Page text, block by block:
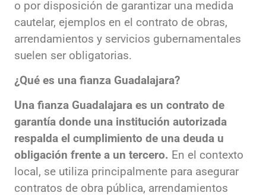
o por disposición de garantizar una medida
cautelar, ejemplos en el contrato de obras,
arrendamientos y servicios gubernamentales
suelen ser obligatorias.
¿Qué es una fianza Guadalajara?
Una fianza Guadalajara es un contrato de
garantía donde una institución autorizada
respalda el cumplimiento de una deuda u
obligación frente a un tercero. En el contexto
local, se utiliza principalmente para asegurar
contratos de obra pública, arrendamientos